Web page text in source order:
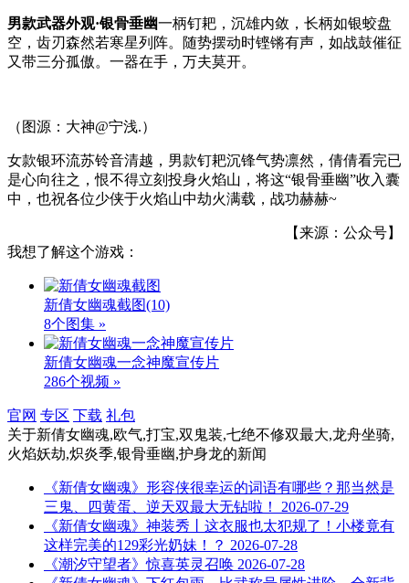
男款武器外观·银骨垂幽一柄钉耙，沉雄内敛，长柄如银蛟盘
空，齿刃森然若寒星列阵。随势摆动时铿锵有声，如战鼓催征
又带三分孤傲。一器在手，万夫莫开。
（图源：大神@宁浅.）
女款银环流苏铃音清越，男款钉耙沉锋气势凛然，倩倩看完已
是心向往之，恨不得立刻投身火焰山，将这“银骨垂幽”收入囊
中，也祝各位少侠于火焰山中劫火满载，战功赫赫~
【来源：公众号】
我想了解这个游戏：
新倩女幽魂截图(10)
8个图集 »
新倩女幽魂一念神魔宣传片
286个视频 »
官网 专区 下载 礼包
关于新倩女幽魂,欧气,打宝,双鬼装,七绝不修双最大,龙舟坐骑,
火焰妖劫,炽炎季,银骨垂幽,护身龙的新闻
《新倩女幽魂》形容侠很幸运的词语有哪些？那当然是
三鬼、四黄蛋、逆天双最大无钻啦！
2026-07-29
《新倩女幽魂》神装秀丨这衣服也太犯规了！小楼竟有
这样完美的129彩光奶妹！？ 2026-07-28
《潮汐守望者》惊喜英灵召唤 2026-07-28